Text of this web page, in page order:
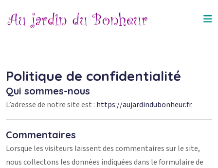
Politique de confidentialité
Qui sommes-nous
L’adresse de notre site est : https://aujardindubonheur.fr.
Commentaires
Lorsque les visiteurs laissent des commentaires sur le site,
nous collectons les données indiquées dans le formulaire de